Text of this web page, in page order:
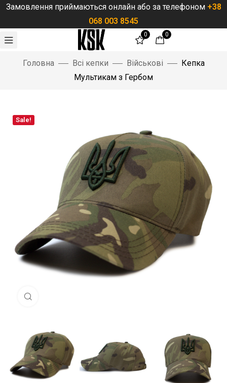
Замовлення приймаються онлайн або за телефоном +38
068 003 8545
0 0
Головна Всі кепки Військові
Кепка
Мультикам з Гербом
Sale!
Немає